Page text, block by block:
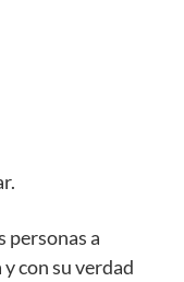
personas a
con su verdad